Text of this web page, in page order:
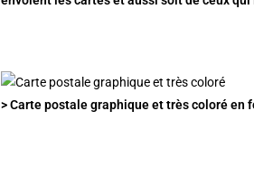
> Carte postale graphique et très coloré en